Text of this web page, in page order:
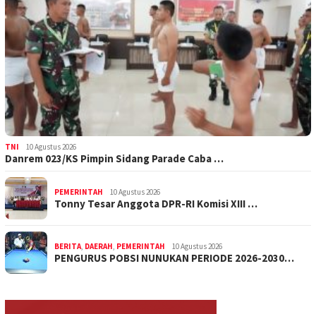
TNI 10 Agustus 2026
Danrem 023/KS Pimpin Sidang Parade Caba …
PEMERINTAH 10 Agustus 2026
Tonny Tesar Anggota DPR-RI Komisi XIII …
BERITA DAERAH PEMERINTAH 10 Agustus 2026
PENGURUS POBSI NUNUKAN PERIODE 2026-2030…